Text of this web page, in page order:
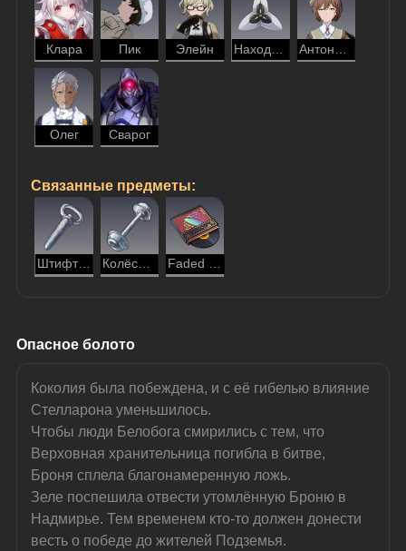
Клара Пик Элейн
Олег Сварог
Связанные предметы:
Штифт вагонетки Колёсная пара вагонетки Faded Sun
Опасное болото
Коколия была побеждена, и с её гибелью влияние
Стелларона уменьшилось.
Чтобы люди Белобога смирились с тем, что
Верховная хранительница погибла в битве,
Броня сплела благонамеренную ложь.
Зеле поспешила отвести утомлённую Броню в
Надмирье. Тем временем кто-то должен донести
весть о победе до жителей Подземья.